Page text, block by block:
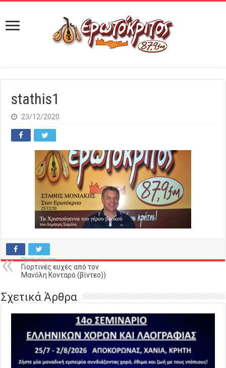
stathis1
23/12/2020
Προηγούμενο
Γιορτινές ευχές από τον
Μανόλη Κονταρό (βίντεο))
Σχετικά Άρθρα